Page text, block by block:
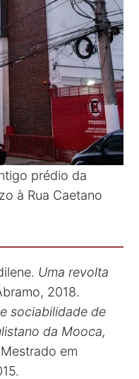
prédio da
à Rua Caetano
Uma revolta
2018.
sociabilidade de
da Mooca,
em